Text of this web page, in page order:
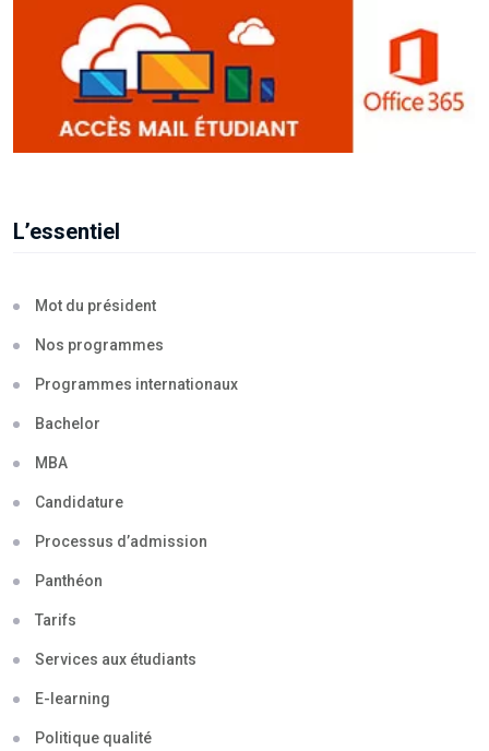
L’essentiel
Mot du président
Nos programmes
Programmes internationaux
Bachelor
MBA
Candidature
Processus d’admission
Panthéon
Tarifs
Services aux étudiants
E-learning
Politique qualité